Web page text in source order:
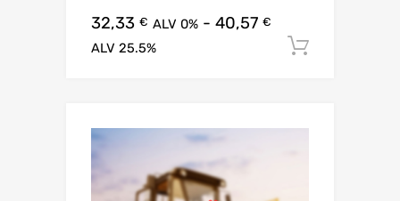
32,33 € ALV 0% - 40,57 €
ALV 25.5%